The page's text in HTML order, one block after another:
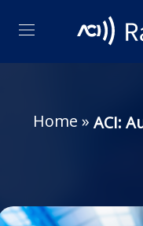
Home » ACI: